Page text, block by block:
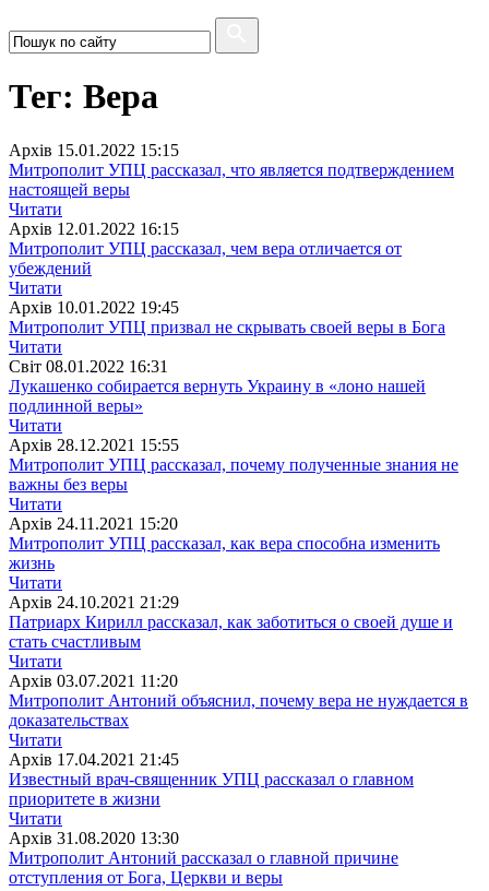
Тег: Вера
Архiв 15.01.2022 15:15
Митрополит УПЦ рассказал, что является подтверждением
настоящей веры
Читати
Архiв 12.01.2022 16:15
Митрополит УПЦ рассказал, чем вера отличается от
убеждений
Читати
Архiв 10.01.2022 19:45
Митрополит УПЦ призвал не скрывать своей веры в Бога
Читати
Свiт 08.01.2022 16:31
Лукашенко собирается вернуть Украину в «лоно нашей
подлинной веры»
Читати
Архiв 28.12.2021 15:55
Митрополит УПЦ рассказал, почему полученные знания не
важны без веры
Читати
Архiв 24.11.2021 15:20
Митрополит УПЦ рассказал, как вера способна изменить
жизнь
Читати
Архiв 24.10.2021 21:29
Патриарх Кирилл рассказал, как заботиться о своей душе и
стать счастливым
Читати
Архiв 03.07.2021 11:20
Митрополит Антоний объяснил, почему вера не нуждается в
доказательствах
Читати
Архiв 17.04.2021 21:45
Известный врач-священник УПЦ рассказал о главном
приоритете в жизни
Читати
Архiв 31.08.2020 13:30
Митрополит Антоний рассказал о главной причине
отступления от Бога, Церкви и веры